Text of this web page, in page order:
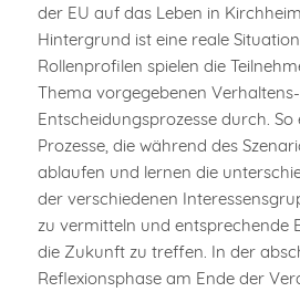
der EU auf das Leben in
Hintergrund ist eine reale
Rollenprofilen spielen die
Thema vorgegebenen
Entscheidungsprozesse durch. So
Prozesse, die während des
ablaufen und lernen die
der verschiedenen
zu vermitteln und entsprechende
die Zukunft zu treffen. In der
Reflexionsphase am Ende der